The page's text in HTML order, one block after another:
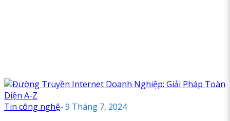
Tin công nghệ- 9 Tháng 7, 2024